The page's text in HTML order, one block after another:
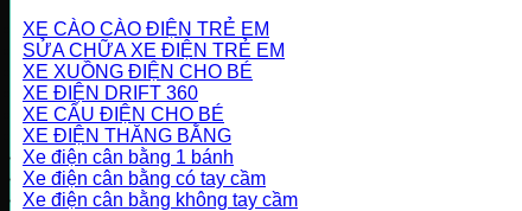
XE CÀO CÀO ĐIỆN TRẺ EM
SỬA CHỮA XE ĐIỆN TRẺ EM
XE XUỒNG ĐIỆN CHO BÉ
XE ĐIỆN DRIFT 360
XE CẨU ĐIỆN CHO BÉ
XE ĐIỆN THĂNG BẰNG
Xe điện cân bằng 1 bánh
Xe điện cân bằng có tay cầm
Xe điện cân bằng không tay cầm